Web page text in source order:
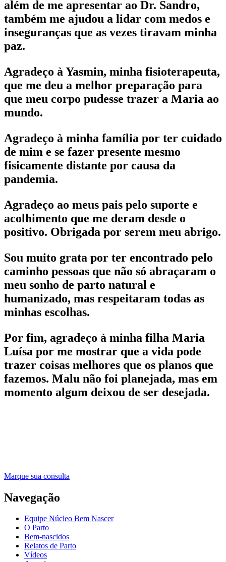
além de me apresentar ao Dr. Sandro,
também me ajudou a lidar com medos e
inseguranças que as vezes tiravam minha
paz.
Agradeço à Yasmin, minha fisioterapeuta,
que me deu a melhor preparação para
que meu corpo pudesse trazer a Maria ao
mundo.
Agradeço à minha família por ter cuidado
de mim e se fazer presente mesmo
fisicamente distante por causa da
pandemia.
Agradeço ao meus pais pelo suporte e
acolhimento que me deram desde o
positivo. Obrigada por serem meu abrigo.
Sou muito grata por ter encontrado pelo
caminho pessoas que não só abraçaram o
meu sonho de parto natural e
humanizado, mas respeitaram todas as
minhas escolhas.
Por fim, agradeço à minha filha Maria
Luísa por me mostrar que a vida pode
trazer coisas melhores que os planos que
fazemos. Malu não foi planejada, mas em
momento algum deixou de ser desejada.
Marque sua consulta
Navegação
Equipe Núcleo Bem Nascer
O Parto
Bem-nascidos
Relatos de Parto
Vídeos